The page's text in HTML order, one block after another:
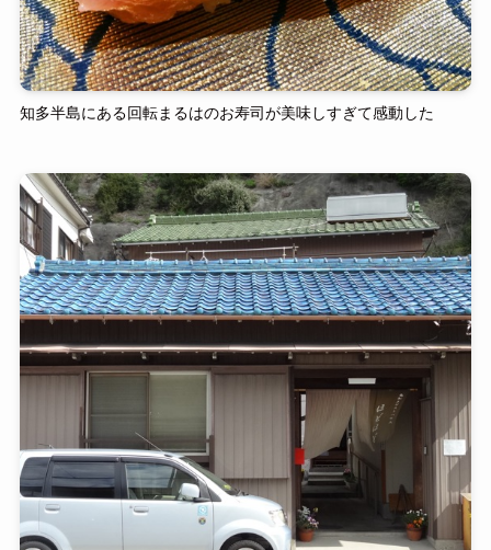
知多半島にある回転まるはのお寿司が美味しすぎて感動した